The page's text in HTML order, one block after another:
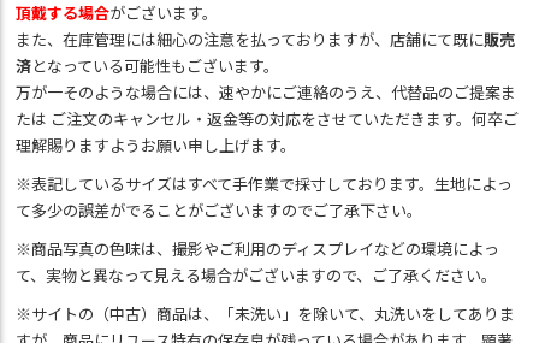
頂戴する場合がございます。
また、在庫管理には細心の注意を払っておりますが、店舗にて既に販売
済となっている可能性もございます。
万が一そのような場合には、速やかにご連絡のうえ、代替品のご提案ま
たは ご注文のキャンセル・返金等の対応をさせていただきます。何卒ご
理解賜りますようお願い申し上げます。
※表記しているサイズはすべて手作業で採寸しております。生地によっ
て多少の誤差がでることがございますのでご了承下さい。
※商品写真の色味は、撮影やご利用のディスプレイなどの環境によっ
て、実物と異なって見える場合がございますので、ご了承ください。
※サイトの（中古）商品は、「未洗い」を除いて、丸洗いをしてありま